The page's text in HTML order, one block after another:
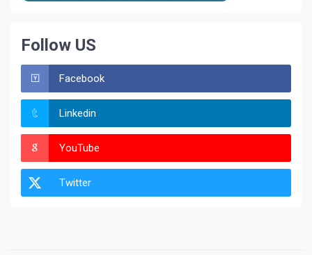
Follow US
Facebook
Linkedin
YouTube
Twitter